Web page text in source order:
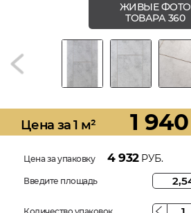
ЖИВЫЕ ФОТО
ТОВАРА 360
Цена за 1 м² 1 940
Цена за упаковку 4 932РУБ.
Введите площадь